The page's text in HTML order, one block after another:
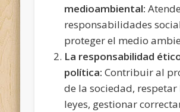
medioambiental:
responsabilidades
proteger el medio
La responsabilidad
política: Contribuir al
de la sociedad, respetar
leyes, gestionar